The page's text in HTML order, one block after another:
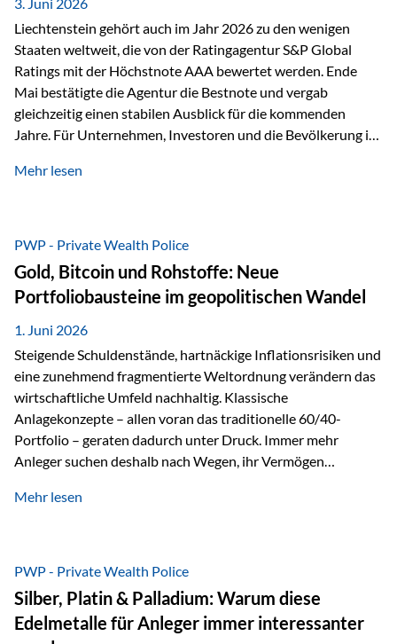
Liechtenstein gehört auch im Jahr 2026 zu den wenigen
Staaten weltweit, die von der Ratingagentur S&P Global
Ratings mit der Höchstnote AAA bewertet werden. Ende
Mai bestätigte die Agentur die Bestnote und vergab
gleichzeitig einen stabilen Ausblick für die kommenden
Jahre. Für Unternehmen, Investoren und die Bevölkerung ist
finanzielle Stabilität des Landes sowie das Vertrauen
trotz Herausforderungen Die weltwirtschaftlichen
Rahmenbedingungen bleiben anspruchsvoll. Geopolitische
Unsicherheiten, eine verhaltene Investitionstätigkeit und
eine schwächere Nachfrage in wichtigen Exportmärkten
beeinflussen auch die liechtensteinische Wirtschaft.
Dennoch sieht…
Mehr lesen
PWP - Private Wealth Police
Gold, Bitcoin und Rohstoffe: Neue
Portfoliobausteine im geopolitischen Wandel
1. Juni 2026
Steigende Schuldenstände, hartnäckige Inflationsrisiken und
eine zunehmend fragmentierte Weltordnung verändern das
wirtschaftliche Umfeld nachhaltig. Klassische
Anlagekonzepte – allen voran das traditionelle 60/40-
Portfolio – geraten dadurch unter Druck. Immer mehr
Anleger suchen deshalb nach Wegen, ihr Vermögen
Unsicherheit abzusichern. Genau hier rücken reale und
monetäre Rolle zurück Gold erlebt derzeit eine
bemerkenswerte Renaissance als monetärer Wertspeicher.
Treiber sind Rekordkäufe der Zentralbanken, geopolitische
Spannungen und ein schleichender Vertrauensverlust in
Mehr lesen
PWP - Private Wealth Police
Silber, Platin & Palladium: Warum diese
Edelmetalle für Anleger immer interessanter